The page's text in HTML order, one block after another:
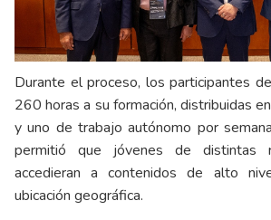
Durante el proceso, los participantes
260 horas a su formación, distribuidas
y uno de trabajo autónomo por
permitió que jóvenes de distintas
accedieran a contenidos de alto
ubicación geográfica.